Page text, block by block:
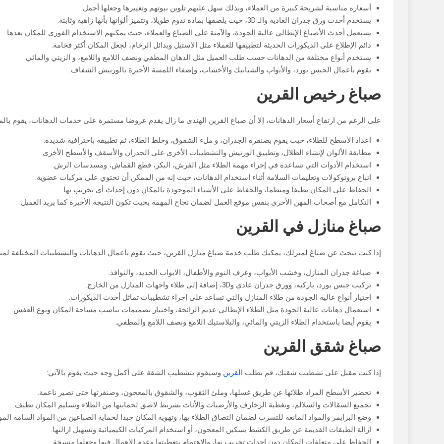
أسعاره مناسبة لشريحة كبيرة من العملاء، وبذلك سهل عليهم تلوين بيوتهم وتغييرها وجعلها أجمل.
يستخدم أحدث ورق جدران العادية والـ 3D، حيث يلصقها بمادة تدوم طويلا، وتتميز ألوانها بأنها زاهية وثابتة.
يستعمل أحدث الأصباغ الإيطالي عالية الجودة، والآمنة على الصباغ والعملاء، حيث يمكنهم الاستخدام الفوري للمكان بعدها.
دائم الإطلاع على الديكورات الحديثة لتطبيقها للعملاء مثل الاستيل وبدائل الرخام، لجعل المكان أكثر فخامة.
يستخدم أنواع مختلفة من الدهانات حسب طلب العميل مثل الدهان المطفي ونصف اللامع واللامع، و الزيتي والمائي.
يقوم بأعمال الجبس بورد، والأبواب والشبابيك والأخشاب، وإضفاء اللمسة الأخيرة بالورنيش الشفاف.
صباغ رخيص القرين
على الرغم من ارتفاع أسعار الدهانات، إلا أن صباغ القرين الهندى ما زال يقدم عروضا مستمرة على خدمات الدهانات، يقوم
اعداد الأسطح للطلاء، حيث يقوم بصنفرة الجدران، و ملء الشقوق، وخلط الطلاء، ثم تطبيقه باحترافية شديدة.
مطابقة الألوان لإنشاء الظلال، وتطبيق الورنيش والتشطيبات الأخرى على الجدران والأسقف والأسطح الأخرى.
استخدام الأدوات التي تساعده في إجراء مهمة الطلاء مثل الفرش، البكر، قطع القماش، ومسدسات الرش.
اتباع بروتوكولات وتعليمات السلامة أثناء استخدام الدهانات، حيث إنه من الممكن أن تحتوي على مركبات عضوية.
الحفاظ على المكان نظيفا ومنظما، والحفاظ على الأشياء الموجودة بالمكان دون إحداث أي تخريب بها.
التكامل مع أصحاب المهن الأخرى بنفس موقع العمل لضمان نجاح المهمة بحيث تكون النتيجة الأخيرة كما يريد العميل.
صباغ منازل في القرين
إذا كنت تبحث عن صباغ لمنزلك، يمكنك طلب خدمة صباغ منازل القرين، حيث يقوم بأعمال الدهانات والتشطيبات المختلفة
صباغة جدران المنازل، وخشب الأبواب، وغرف النوم والأطفال، الابواب الحديد، والنوافذ.
تركيب جبس بورد، باركيه، وورق جدران عادي و3D، إضافة إلى طلاء واجهات المنازل من الخارج.
اختيار أنواع عالية الجودة من طلاء المنازل والتي تساعد على إجراء تشطيبات تماثل أحدث الديكورات.
استعمال دهانات عالية الجودة مثل الطلاء الإيطالي عديم الرائحة، واختيار تصميمات تناسب مساحة المكان ونوع العفش.
يقوم أيضا باستخدام الطلاء الزيتي والمائي، والبلاستيك اللامع ونصف اللامع والمطفي.
صباغ شقق القرين
إذا كنت مقبل على تشطيب شقتك، قم بطلب القرين وسيقوم بتشطيب الشقة على أكمل وجه حيث يقوم بالآتي:
تحضير الأسطح المراد طلائها عن طريق غسلها، وملئ الثقوب، والشقوق بالمعجون، وصنفرتها حتى تصير ناعمة.
تجميع السقالات والسلالم، وتغطية الزخارف والأرضيات والأثاث بشريط لاصق لحمايتها من الطلاء وتسليم المكان نظيف.
وضع البرايمر والمواد المانعة للتسرب لضمان التصاق الطلاء بها، وتهوية المكان جيدا لحماية الصباغين من المواد السامة
ازالة الطبقات القديمة عن طريق الكشط بسكين المعجون، أو استخدام المركبات الكيميائية وتسهيل ازالتها.
الحفاظ على متعلقات المكان دون إحداث تخريب بها، والإهتمام بتغطيتها وعدم الإهمال فيها وجعلها متسخة.